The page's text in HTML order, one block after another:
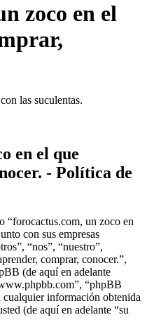
zoco en el
las suculentas.
en el que
- Política de
“forocactus.com, un zoco en
con sus empresas
“nos”, “nuestro”,
comprar, conocer.”,
(de aquí en adelante
“phpBB
información obtenida
(de aquí en adelante “su